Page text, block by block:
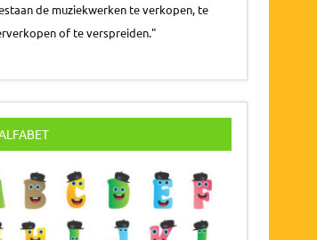
de muziekwerken te verkopen, te
of te verspreiden."